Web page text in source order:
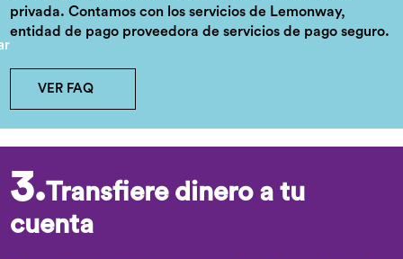
privada. Contamos con los servicios de Lemonway,
entidad de pago proveedora de servicios de pago seguro.
VER FAQ
3.Transfiere dinero a tu
cuenta